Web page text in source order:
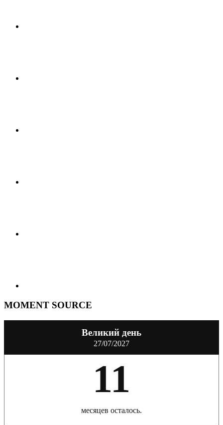
MOMENT SOURCE
Великий день
27/07/2027
11
месяцев осталось.